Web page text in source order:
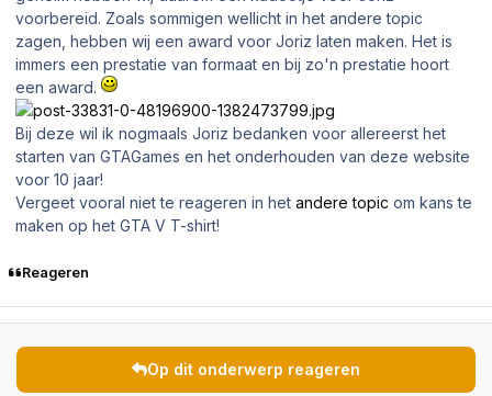
voorbereid. Zoals sommigen wellicht in het andere topic
zagen, hebben wij een award voor Joriz laten maken. Het is
immers een prestatie van formaat en bij zo'n prestatie hoort
een award.
Bij deze wil ik nogmaals Joriz bedanken voor allereerst het
starten van GTAGames en het onderhouden van deze website
voor 10 jaar!
Vergeet vooral niet te reageren in het andere topic om kans te
maken op het GTA V T-shirt!
Reageren
Op dit onderwerp reageren